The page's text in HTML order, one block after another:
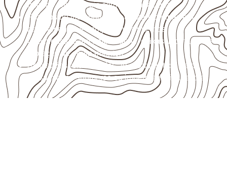
quando compatíveis com a ficha técnica.
Projetos de transporte que utilizam chapas em
revestimentos e componentes internos.
Uso industrial em embalagens, caixas, montagem e
proteção de equipamentos.
Aplicações relacionadas ao setor náutico, sem
presumir uso submerso ou impermeabilidade total.